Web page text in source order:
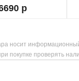
р
носит
покупке проверять